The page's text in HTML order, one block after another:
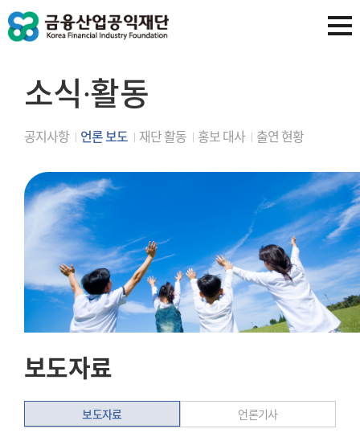
소식∙활동
공지사항 언론 보도 재단 활동 홍보 대사 출연 현황
보도자료
보도자료 언론기사